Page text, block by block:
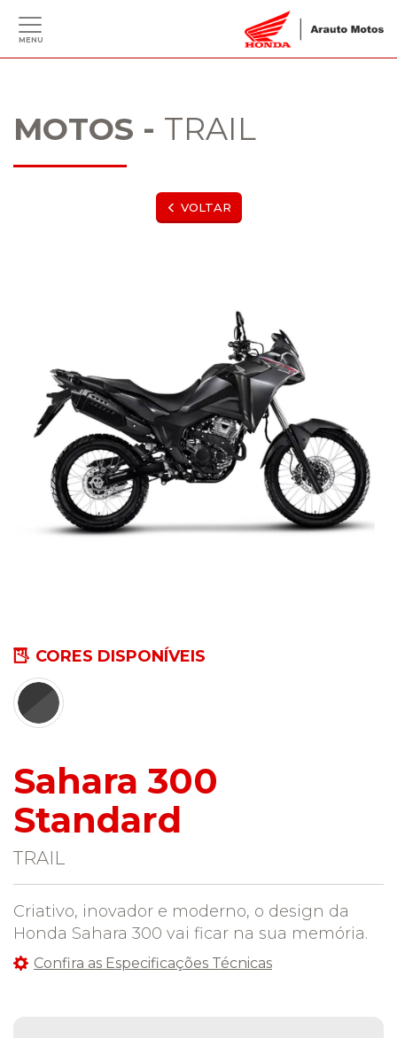
MENU
MOTOS - TRAIL
VOLTAR
CORES DISPONÍVEIS
Sahara 300
Standard
TRAIL
Criativo, inovador e moderno, o design da
Honda Sahara 300 vai ficar na sua memória.
Confira as Especificações Técnicas